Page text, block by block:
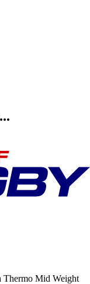
Thermo Mid Weight